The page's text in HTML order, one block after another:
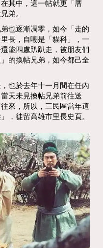
其中，這一帖就更「厝
弟。
也逐漸凋零，如今「走的
長，自嘲是「貓科」，一
能四處趴趴走，被朋友們
的換帖兄弟，如今都己全
也於去年十一月間在任內
天未見換帖兄弟前往送
來，所以，三民區當年這
，徒留高雄市里長史頁。